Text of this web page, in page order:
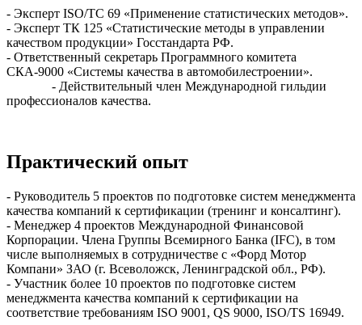
- Эксперт ISO/TC 69 «Применение статистических методов».
- Эксперт ТК 125 «Статистические методы в управлении
качеством продукции» Госстандарта РФ.
- Ответственный секретарь Программного комитета
СКА-9000 «Системы качества в автомобилестроении».
- Действительный член Международной гильдии
профессионалов качества.
Практический опыт
- Руководитель 5 проектов по подготовке систем менеджмента
качества компаний к сертификации (тренинг и консалтинг).
- Менеджер 4 проектов Международной Финансовой
Корпорации. Члена Группы Всемирного Банка (IFC), в том
числе выполняемых в сотрудничестве с «Форд Мотор
Компани» ЗАО (г. Всеволожск, Ленинградской обл., РФ).
- Участник более 10 проектов по подготовке систем
менеджмента качества компаний к сертификации на
соответствие требованиям ISO 9001, QS 9000, ISO/TS 16949.